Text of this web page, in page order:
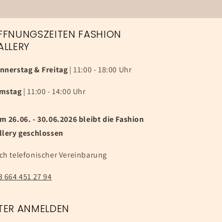
FASHION
& Freitag | 11:00 - 18:00 Uhr
| 11:00 - 14:00 Uhr
26.06. - 30.06.2026 bleibt die Fashion
geschlossen
telefonischer Vereinbarung
664 451 27 94
ANMELDEN